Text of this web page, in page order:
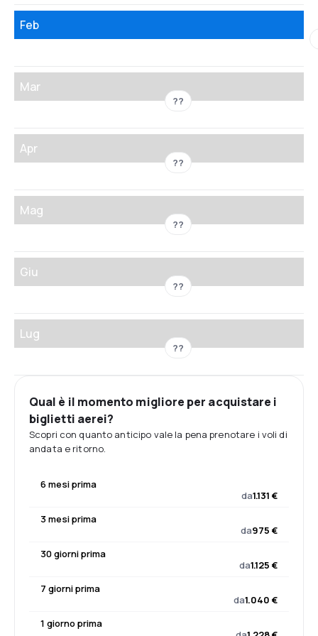
Feb
Mar
??
Apr
??
Mag
??
Giu
??
Lug
??
Qual è il momento migliore per acquistare i
biglietti aerei?
Scopri con quanto anticipo vale la pena prenotare i voli di
andata e ritorno.
6 mesi prima
da1.131 €
3 mesi prima
da975 €
30 giorni prima
da1.125 €
7 giorni prima
da1.040 €
1 giorno prima